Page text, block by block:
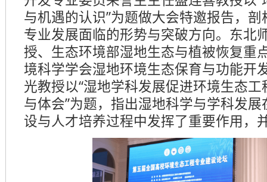
与机遇的认识”为题做大会特邀报告，
专业发展面临的形势与突破方向。东北
授、生态环境部湿地生态与植被恢复重
境科学学会湿地环境生态保育与功能开
光教授以“湿地学科发展促进环境生态
与体会”为题，指出湿地科学与学科发
设与人才培养过程中发挥了重要作用，